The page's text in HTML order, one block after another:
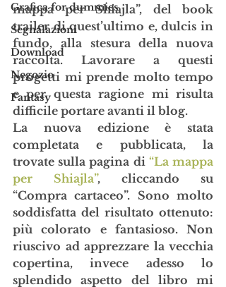
Grafica for dummies
Segnalazioni
Download
Negozio
Fantasy
mappa per Shiajla”, del book
trailer di quest’ultimo e, dulcis in
fundo, alla stesura della nuova
raccolta. Lavorare a questi
progetti mi prende molto tempo
e per questa ragione mi risulta
difficile portare avanti il blog.
La nuova edizione è stata
completata e pubblicata, la
trovate sulla pagina di “La mappa
per Shiajla”, cliccando su
“Compra cartaceo”. Sono molto
soddisfatta del risultato ottenuto:
più colorato e fantasioso. Non
riuscivo ad apprezzare la vecchia
copertina, invece adesso lo
splendido aspetto del libro mi